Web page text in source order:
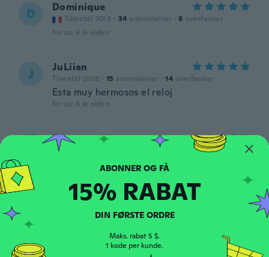
D Dominique
Tilmeldt 2018 · 34 anmeldelser · 8 overførsler
for ca. 6 år siden
J JuLiian
Tilmeldt 2018 · 15 anmeldelser · 14 overførsler
Esta muy hermosos el reloj
for ca. 6 år siden
Ancsa
anmeldelser
overførsler
for ca. 6 år siden
Simone
Tilmeldt 2016 · 9 anmeldelser
15% RABAT
DIN FØRSTE ORDRE
Maks. rabat 5 $.
1 kode per kunde.